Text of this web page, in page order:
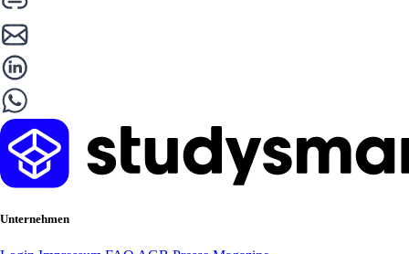
Unternehmen